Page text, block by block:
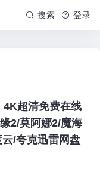
搜索 登录
4K超清免费在线
2/莫阿娜2/魔海
/夸克迅雷网盘